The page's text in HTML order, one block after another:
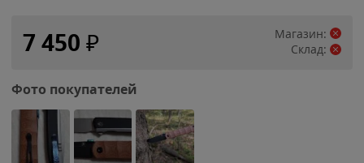
7 450 ₽
Магазин:
Склад:
Фото покупателей